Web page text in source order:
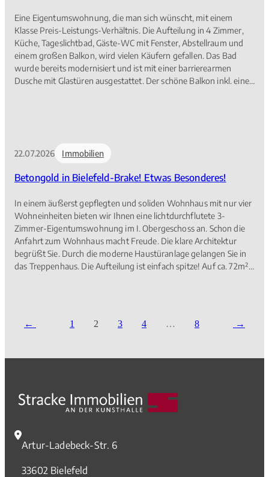
Eine Eigentumswohnung, die man sich wünscht, mit einem
Klasse Preis-Leistungs-Verhältnis. Die Aufteilung in 4 Zimmer,
Küche, Tageslichtbad, Gäste-WC mit Fenster, Abstellraum und
einem großen Balkon, wird vielen Käufern gefallen. Das Bad
wurde bereits modernisiert und ist mit einer barrierearmen
Dusche mit Glastüren ausgestattet. Der schöne Balkon inkl. einer
Silvesterfeuerwerk! Ein Aufzug, ein Kellerraum und ein
fit, nach frischer Renovierung ist genießen angesagt. Der
22.07.2026 Immobilien
Betongold in Bielefeld-Brake! Etwas Besonderes!
In einem äußerst gepflegten und soliden Wohnhaus mit nur vier
Wohneinheiten bieten wir Ihnen eine lichtdurchflutete 3-
Zimmer-Eigentumswohnung im I. Obergeschoss an. Schon die
Anfahrt zum Wohnhaus macht Freude. Die klare Architektur
begrüßt Sie. Durch die moderne Haustüranlage gelangen Sie in
das Treppenhaus. Die Aufteilung ist einfach spitze! Auf ca. 72m²
seit Anbeginn an ein freundliches Ehepaar vermietet. Die
Dank! *Bitte haben Sie Verständnis dafür, dass wir auf Wunsch
der Mieter keine Innenaufnahmen veröffentlicht haben.*
1 2 3 4 … 8
Artur-Ladebeck-Str. 6
33602 Bielefeld